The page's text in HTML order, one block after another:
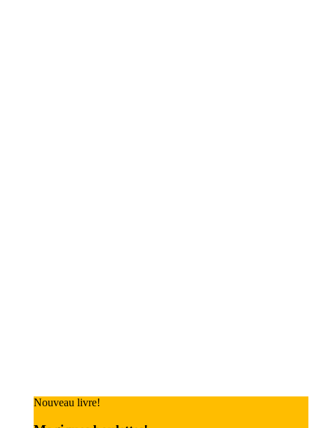
Nouveau livre!